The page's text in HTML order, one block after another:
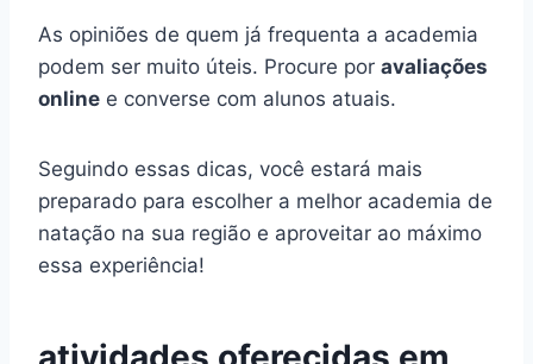
As opiniões de quem já frequenta a academia
podem ser muito úteis. Procure por avaliações
online e converse com alunos atuais.
Seguindo essas dicas, você estará mais
preparado para escolher a melhor academia de
natação na sua região e aproveitar ao máximo
essa experiência!